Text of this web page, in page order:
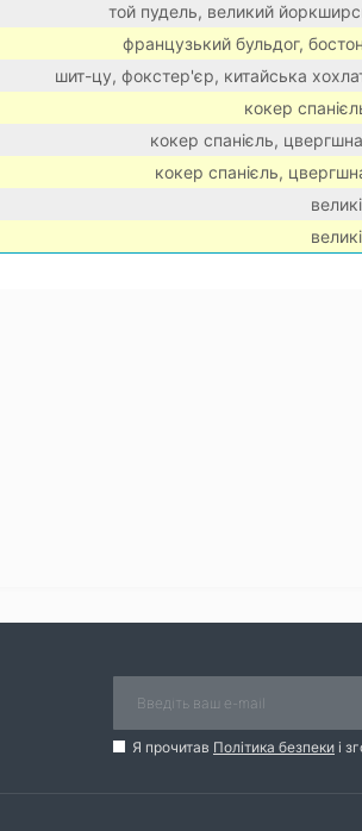
той пудель, великий
французький бульдог,
шит-цу, фокстер'єр, китайська
кокер
кокер спанієль,
кокер спанієль,
Я прочитав Політика безпеки і